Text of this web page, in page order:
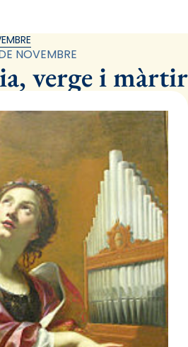
NOVEMBRE
verge i màrtir